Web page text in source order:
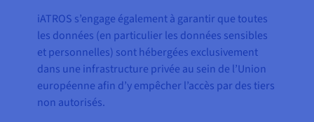
iATROS s’engage également à garantir que toutes
les données (en particulier les données sensibles
et personnelles) sont hébergées exclusivement
dans une infrastructure privée au sein de l’Union
européenne afin d’y empêcher l’accès par des tiers
non autorisés.